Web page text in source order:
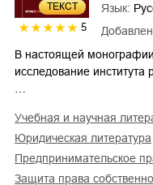
ТЕКСТ
5
Язык:
В настоящей
исследование института
учебная и научная
юридическая литература
предпринимательское
защита права